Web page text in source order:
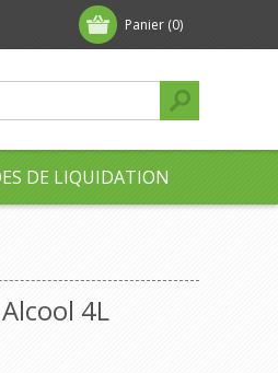
Panier (0)
DE LIQUIDATION
4L